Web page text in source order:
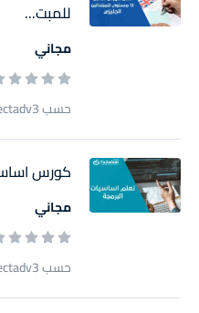
للمبت...
مجاني
حسب directadv3
كورس
مجاني
حسب directadv3